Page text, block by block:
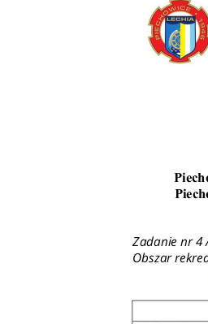
Plany Zagospodarowania